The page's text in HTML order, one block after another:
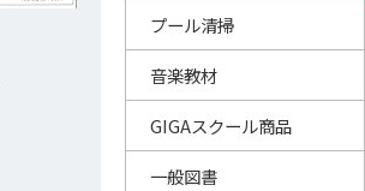
プール清掃
音楽教材
GIGAスクール商品
一般図書